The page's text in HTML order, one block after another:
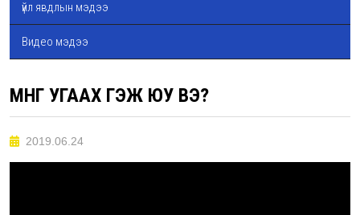
үйл явдлын мэдээ
Видео мэдээ
МӨНГӨ УГААХ ГЭЖ ЮУ ВЭ?
2019.06.24